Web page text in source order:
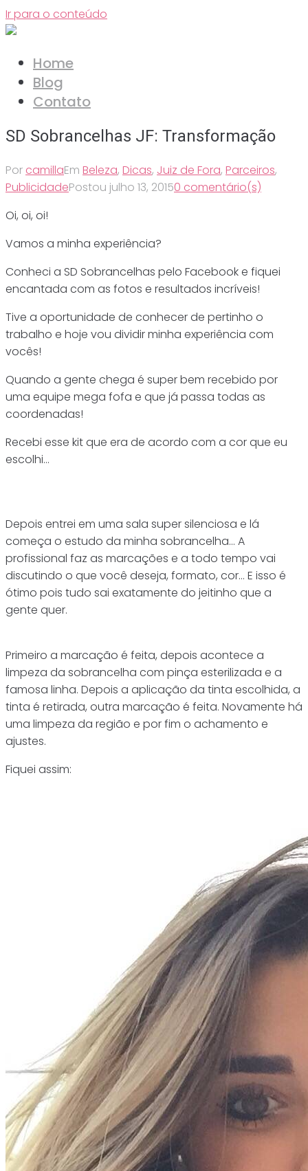
Ir para o conteúdo
Home
Blog
Contato
SD Sobrancelhas JF: Transformação
Por camillaEm Beleza, Dicas, Juiz de Fora, Parceiros,
PublicidadePostou julho 13, 20150 comentário(s)
Oi, oi, oi!
Vamos a minha experiência?
Conheci a SD Sobrancelhas pelo Facebook e fiquei
encantada com as fotos e resultados incríveis!
Tive a oportunidade de conhecer de pertinho o
trabalho e hoje vou dividir minha experiência com
vocês!
Quando a gente chega é super bem recebido por
uma equipe mega fofa e que já passa todas as
coordenadas!
Recebi esse kit que era de acordo com a cor que eu
escolhi…
Depois entrei em uma sala super silenciosa e lá
começa o estudo da minha sobrancelha… A
profissional faz as marcações e a todo tempo vai
discutindo o que você deseja, formato, cor… E isso é
ótimo pois tudo sai exatamente do jeitinho que a
gente quer.
Primeiro a marcação é feita, depois acontece a
limpeza da sobrancelha com pinça esterilizada e a
famosa linha. Depois a aplicação da tinta escolhida, a
tinta é retirada, outra marcação é feita. Novamente há
uma limpeza da região e por fim o achamento e
ajustes.
Fiquei assim: